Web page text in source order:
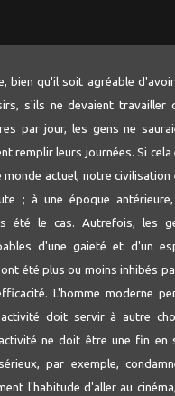
bien qu'il soit agréable
s'ils ne devaient travailler
par jour, les gens ne
remplir leurs journées. Si cela
monde actuel, notre civilisation
; à une époque
été le cas. Autrefois, les
d'une gaieté et d'un
été plus ou moins inhibés
L'homme moderne
doit servir à autre
ne doit être une fin en
par exemple,
l'habitude d'aller au